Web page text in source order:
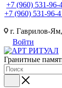
+7 (960) 531-96-
+7 (960) 531-96-
г. Гаврилов-
Войти
Гранитные